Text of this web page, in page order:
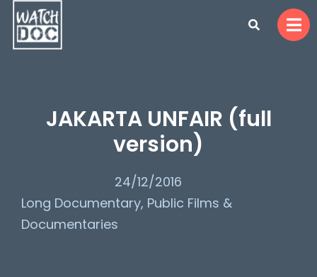
JAKARTA UNFAIR (full
version)
24/12/2016
Long Documentary, Public Films &
Documentaries